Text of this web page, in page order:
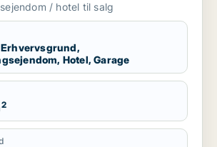
/ hotel til salg
Hotel, Garage
2